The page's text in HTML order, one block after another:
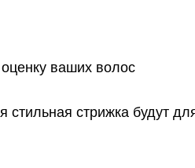
ваших волос
стрижка будут